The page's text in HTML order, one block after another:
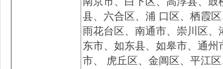
县、六合区、浦 口区、栖霞
雨花台区、南通市、崇川区
东市、如东县、如皋市、通
市、 虎丘区、金阊区、平江